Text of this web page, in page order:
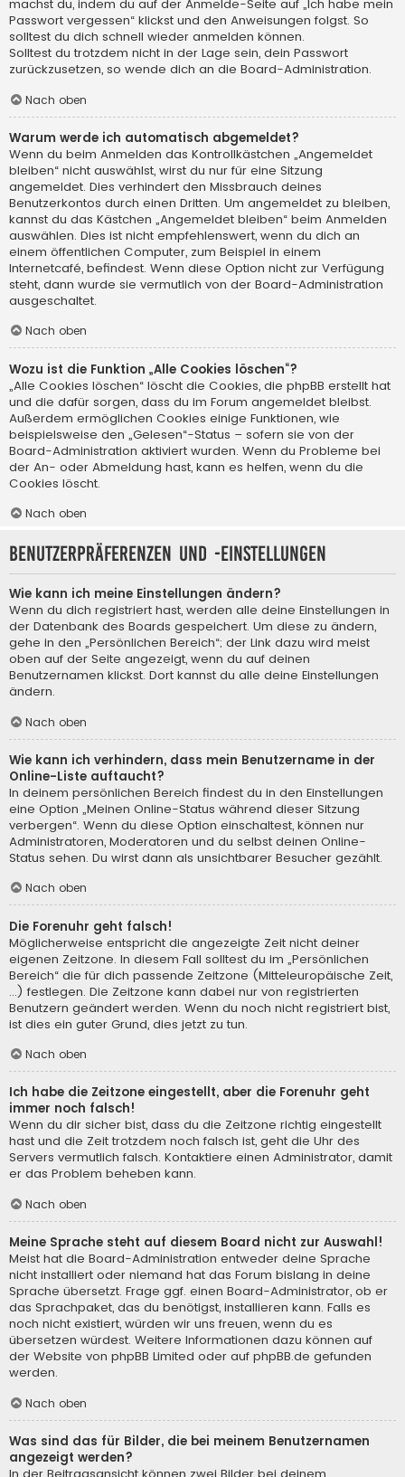
machst du, indem du auf der Anmelde-Seite auf „Ich habe mein
Passwort vergessen“ klickst und den Anweisungen folgst. So
solltest du dich schnell wieder anmelden können.
Solltest du trotzdem nicht in der Lage sein, dein Passwort
zurückzusetzen, so wende dich an die Board-Administration.
Nach oben
Warum werde ich automatisch abgemeldet?
Wenn du beim Anmelden das Kontrollkästchen „Angemeldet
bleiben“ nicht auswählst, wirst du nur für eine Sitzung
angemeldet. Dies verhindert den Missbrauch deines
Benutzerkontos durch einen Dritten. Um angemeldet zu bleiben,
kannst du das Kästchen „Angemeldet bleiben“ beim Anmelden
auswählen. Dies ist nicht empfehlenswert, wenn du dich an
einem öffentlichen Computer, zum Beispiel in einem
Internetcafé, befindest. Wenn diese Option nicht zur Verfügung
steht, dann wurde sie vermutlich von der Board-Administration
ausgeschaltet.
Nach oben
Wozu ist die Funktion „Alle Cookies löschen“?
„Alle Cookies löschen“ löscht die Cookies, die phpBB erstellt hat
und die dafür sorgen, dass du im Forum angemeldet bleibst.
Außerdem ermöglichen Cookies einige Funktionen, wie
beispielsweise den „Gelesen“-Status – sofern sie von der
Board-Administration aktiviert wurden. Wenn du Probleme bei
der An- oder Abmeldung hast, kann es helfen, wenn du die
Cookies löscht.
Nach oben
Benutzerpräferenzen und -einstellungen
Wie kann ich meine Einstellungen ändern?
Wenn du dich registriert hast, werden alle deine Einstellungen in
der Datenbank des Boards gespeichert. Um diese zu ändern,
gehe in den „Persönlichen Bereich“; der Link dazu wird meist
oben auf der Seite angezeigt, wenn du auf deinen
Benutzernamen klickst. Dort kannst du alle deine Einstellungen
ändern.
Nach oben
Wie kann ich verhindern, dass mein Benutzername in der
Online-Liste auftaucht?
In deinem persönlichen Bereich findest du in den Einstellungen
eine Option „Meinen Online-Status während dieser Sitzung
verbergen“. Wenn du diese Option einschaltest, können nur
Administratoren, Moderatoren und du selbst deinen Online-
Status sehen. Du wirst dann als unsichtbarer Besucher gezählt.
Nach oben
Die Forenuhr geht falsch!
Möglicherweise entspricht die angezeigte Zeit nicht deiner
eigenen Zeitzone. In diesem Fall solltest du im „Persönlichen
Bereich“ die für dich passende Zeitzone (Mitteleuropäische Zeit,
...) festlegen. Die Zeitzone kann dabei nur von registrierten
Benutzern geändert werden. Wenn du noch nicht registriert bist,
ist dies ein guter Grund, dies jetzt zu tun.
Nach oben
Ich habe die Zeitzone eingestellt, aber die Forenuhr geht
immer noch falsch!
Wenn du dir sicher bist, dass du die Zeitzone richtig eingestellt
hast und die Zeit trotzdem noch falsch ist, geht die Uhr des
Servers vermutlich falsch. Kontaktiere einen Administrator, damit
er das Problem beheben kann.
Nach oben
Meine Sprache steht auf diesem Board nicht zur Auswahl!
Meist hat die Board-Administration entweder deine Sprache
nicht installiert oder niemand hat das Forum bislang in deine
Sprache übersetzt. Frage ggf. einen Board-Administrator, ob er
das Sprachpaket, das du benötigst, installieren kann. Falls es
noch nicht existiert, würden wir uns freuen, wenn du es
übersetzen würdest. Weitere Informationen dazu können auf
der Website von phpBB Limited oder auf phpBB.de gefunden
werden.
Nach oben
Was sind das für Bilder, die bei meinem Benutzernamen
angezeigt werden?